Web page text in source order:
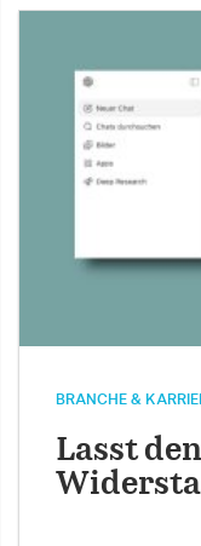
BRANCHE &
Lasst